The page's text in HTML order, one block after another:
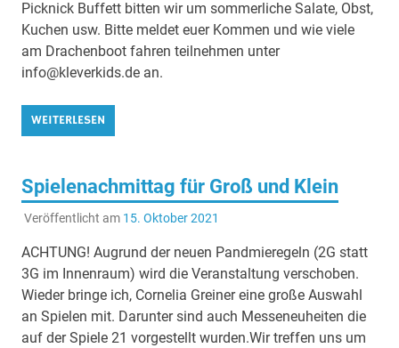
Picknick Buffett bitten wir um sommerliche Salate, Obst,
Kuchen usw. Bitte meldet euer Kommen und wie viele
am Drachenboot fahren teilnehmen unter
info@kleverkids.de an.
WEITERLESEN
Spielenachmittag für Groß und Klein
Veröffentlicht am 15. Oktober 2021
ACHTUNG! Augrund der neuen Pandmieregeln (2G statt
3G im Innenraum) wird die Veranstaltung verschoben.
Wieder bringe ich, Cornelia Greiner eine große Auswahl
an Spielen mit. Darunter sind auch Messeneuheiten die
auf der Spiele 21 vorgestellt wurden.Wir treffen uns um